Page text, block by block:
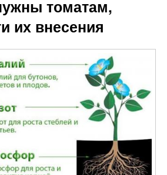
томатам,
их внесения